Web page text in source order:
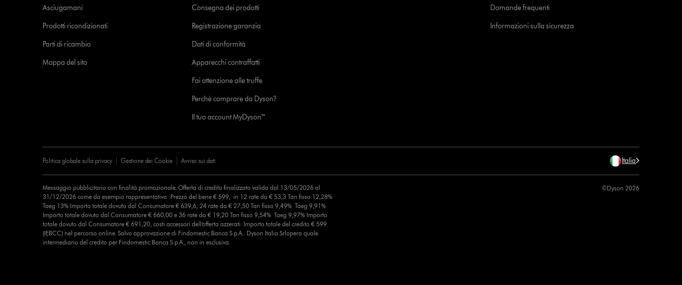
Asciugamani
Prodotti ricondizionati
Parti di ricambio
Mappa del sito
Consegna dei prodotti
Registrazione garanzia
Dati di conformità
Apparecchi contraffatti
Fai attenzione alle truffe
Perchè comprare da Dyson?
Il tuo account MyDyson™
Domande frequenti
Informazioni sulla sicurezza
Politica globale sulla privacy Gestione dei Cookie Avviso sui dati Italia
Messaggio pubblicitario con finalità promozionale. Offerta di credito finalizzato valida dal 13/05/2026 al
31/12/2026 come da esempio rappresentativo: Prezzo del bene € 599, in 12 rate da € 53,3 Tan fisso 12,28%
Taeg 13% Importo totale dovuto dal Consumatore € 639,6, 24 rate da € 27,50 Tan fisso 9,49% Taeg 9,91%
Importo totale dovuto dal Consumatore € 660,00 e 36 rate da € 19,20 Tan fisso 9,54% Taeg 9,97% Importo
totale dovuto dal Consumatore € 691,20, costi accessori dell’offerta azzerati. Importo totale del credito € 599.
(IEBCC) nel percorso online. Salvo approvazione di Findomestic Banca S.p.A.. Dyson Italia Srlopera quale
intermediario del credito per Findomestic Banca S.p.A., non in esclusiva.
©Dyson 2026